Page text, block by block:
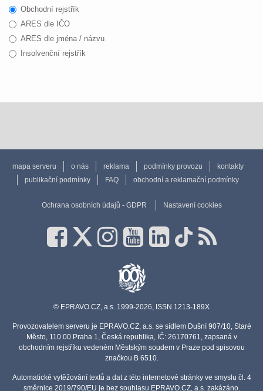
Obchodní rejstřík
ARES dle IČO
ARES dle jména / názvu
Insolvenční rejstřík
mapa serveru o nás reklama podmínky provozu
kontakty
publikační podmínky
FAQ obchodní a reklamační podmínky
Ochrana osobních údajů - GDPR Nastavení cookies
© EPRAVO.CZ, a.s. 1999-2026, ISSN 1213-189X
Provozovatelem serveru je EPRAVO.CZ, a.s. se sídlem Dušní 907/10, Staré
Město, 110 00 Praha 1, Česká republika, IČ: 26170761, zapsaná v
obchodním rejstříku vedeném Městským soudem v Praze pod spisovou
značkou B 6510.
Automatické vytěžování textů a dat z této internetové stránky ve smyslu čl. 4
směrnice 2019/790/EU je bez souhlasu EPRAVO.CZ, a.s. zakázáno.